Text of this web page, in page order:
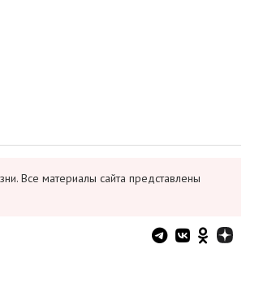
Все материалы сайта представлены